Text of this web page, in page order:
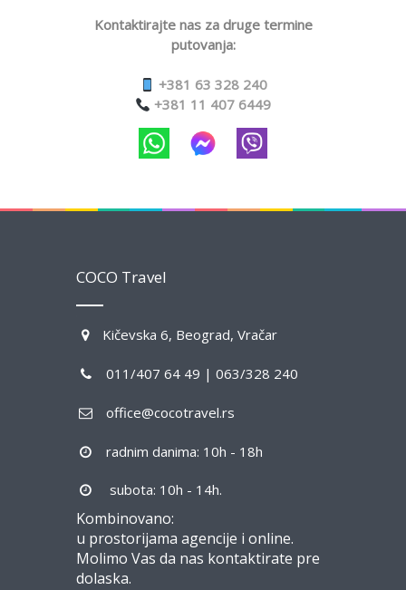
Kontaktirajte nas za druge termine
putovanja:
+381 63 328 240
+381 11 407 6449
COCO Travel
Kičevska 6, Beograd, Vračar
011/407 64 49 | 063/328 240
office@cocotravel.rs
radnim danima: 10h - 18h
subota: 10h - 14h.
Kombinovano:
u prostorijama agencije i online.
Molimo Vas da nas kontaktirate pre
dolaska.